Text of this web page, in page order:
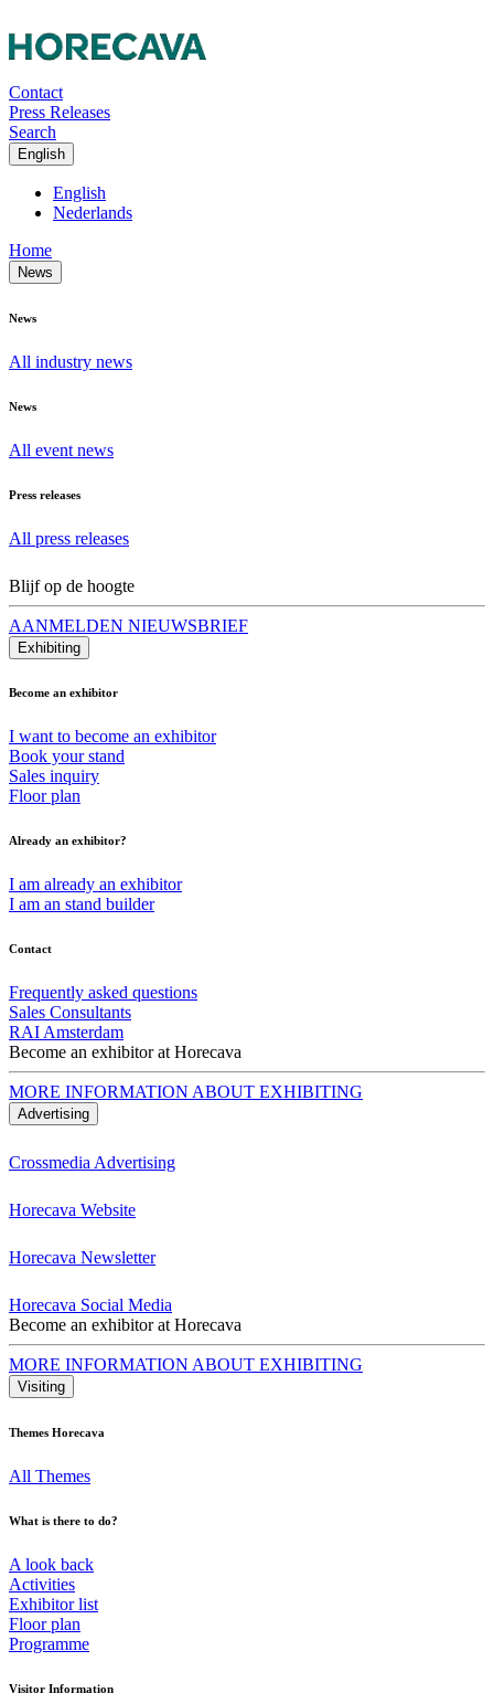
Contact
Press Releases
Search
English
English
Nederlands
Home
News
News
All industry news
News
All event news
Press releases
All press releases
Blijf op de hoogte
AANMELDEN NIEUWSBRIEF
Exhibiting
Become an exhibitor
I want to become an exhibitor
Book your stand
Sales inquiry
Floor plan
Already an exhibitor?
I am already an exhibitor
I am an stand builder
Contact
Frequently asked questions
Sales Consultants
RAI Amsterdam
Become an exhibitor at Horecava
MORE INFORMATION ABOUT EXHIBITING
Advertising
Crossmedia Advertising
Horecava Website
Horecava Newsletter
Horecava Social Media
Become an exhibitor at Horecava
MORE INFORMATION ABOUT EXHIBITING
Visiting
Themes Horecava
All Themes
What is there to do?
A look back
Activities
Exhibitor list
Floor plan
Programme
Visitor Information